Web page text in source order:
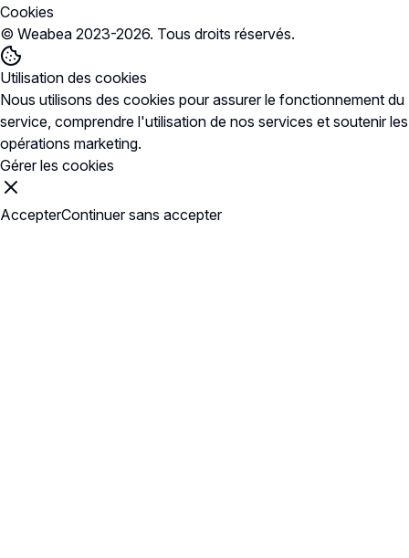
Cookies
© Weabea 2023-2026. Tous droits réservés.
Utilisation des cookies
Nous utilisons des cookies pour assurer le fonctionnement du
service , comprendre l'utilisation de nos services et soutenir les
opérations marketing.
Gérer les cookies
AccepterContinuer sans accepter